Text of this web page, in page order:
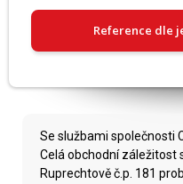
Reference dle
Se službami společnosti
Celá obchodní záležitost
Ruprechtově č.p. 181